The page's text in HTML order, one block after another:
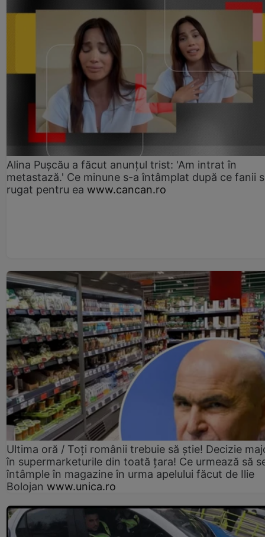
Alina Pușcău a făcut anunțul trist: 'Am intrat în
metastază.' Ce minune s-a întâmplat după ce fanii
rugat pentru ea www.cancan.ro
Ultima oră / Toți românii trebuie să știe! Decizie
în supermarketurile din toată țara! Ce urmează să
întâmple în magazine în urma apelului făcut de Ilie
Bolojan www.unica.ro